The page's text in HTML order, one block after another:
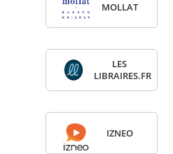
MOL­LAT
LES
LIBRAIRES.FR
IZNEO